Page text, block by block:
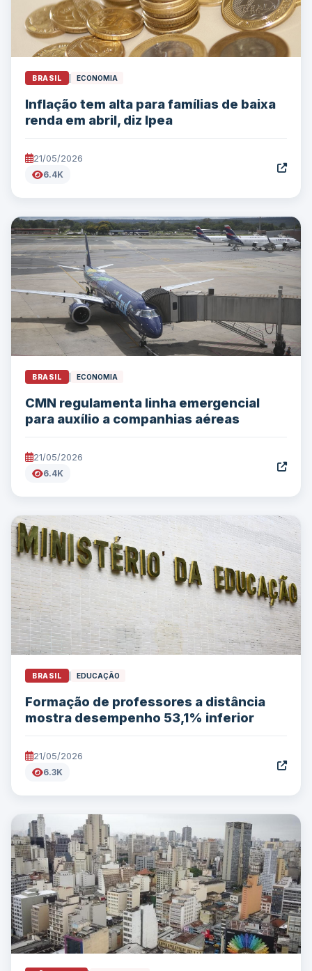
BRASIL ECONOMIA
Inflação tem alta para famílias de baixa
renda em abril, diz Ipea
21/05/2026
6.4K
BRASIL ECONOMIA
CMN regulamenta linha emergencial
para auxílio a companhias aéreas
21/05/2026
6.4K
BRASIL EDUCAÇÃO
Formação de professores a distância
mostra desempenho 53,1% inferior
21/05/2026
6.3K